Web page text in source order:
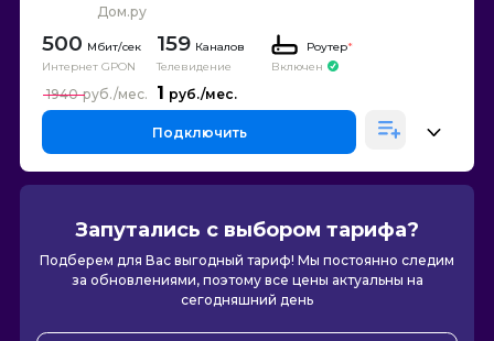
Дом.ру
500
Интернет GPON
159 Каналов
Телевидение
Роутер*
Включен
1
1940
Подключить
Запутались с выбором тарифа?
Подберем для Вас выгодный тариф! Мы постоянно следим
за обновлениями, поэтому все цены актуальны на
сегодняшний день